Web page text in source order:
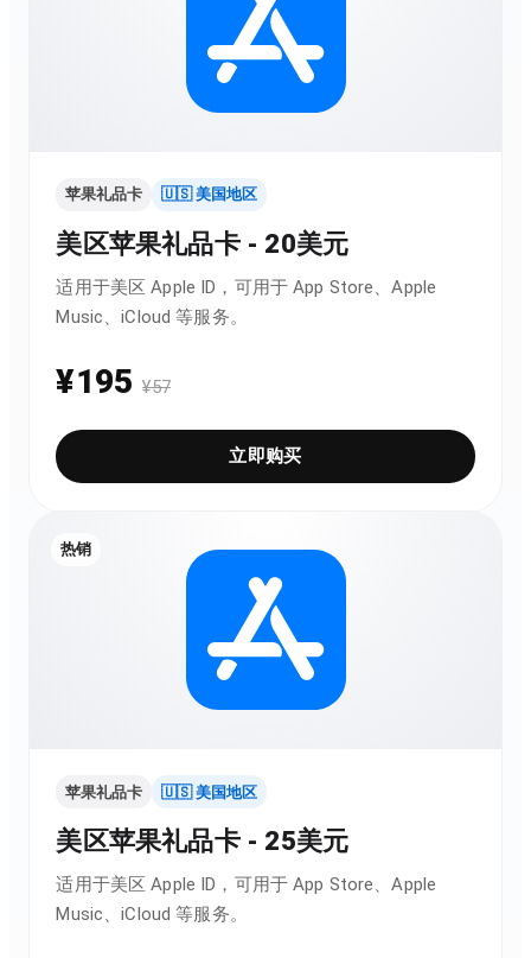
苹果礼品卡 🇺🇸 美国地区
美区苹果礼品卡 - 20美元
适用于美区 Apple ID，可用于 App Store、Apple
Music、iCloud 等服务。
¥195 ¥57
立即购买
热销
苹果礼品卡 🇺🇸 美国地区
美区苹果礼品卡 - 25美元
适用于美区 Apple ID，可用于 App Store、Apple
Music、iCloud 等服务。